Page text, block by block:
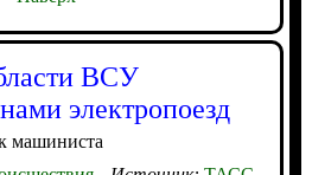
ВСУ
электропоезд
машиниста